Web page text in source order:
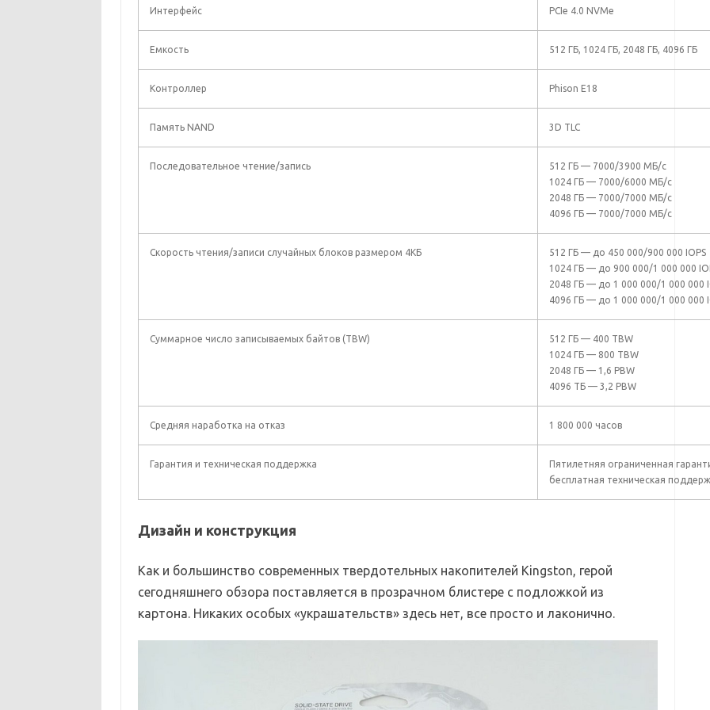
Интерфейс PCIe 4.0 NVMe
Емкость 512 ГБ, 1024 ГБ, 2048 ГБ, 4096 ГБ
Контроллер Phison E18
Память NAND 3D TLC
Последовательное чтение/запись
512 ГБ — 7000/3900 МБ/с
1024 ГБ — 7000/6000 МБ/с
2048 ГБ — 7000/7000 МБ/с
4096 ГБ — 7000/7000 МБ/с
Скорость чтения/записи случайных блоков размером 4КБ
512 ГБ — до 450 000/900 000 IOPS
1024 ГБ — до 900 000/1 000 000
2048 ГБ — до 1 000 000/1 000 000
4096 ГБ — до 1 000 000/1 000 000
Суммарное число записываемых байтов (TBW)
512 ГБ — 400 TBW
1024 ГБ — 800 TBW
2048 ГБ — 1,6 PBW
4096 ТБ — 3,2 PBW
Средняя наработка на отказ 1 800 000 часов
Гарантия и техническая поддержка
Пятилетняя ограниченная
бесплатная техническая
Дизайн и конструкция
Как и большинство современных твердотельных накопителей Kingston, герой
сегодняшнего обзора поставляется в прозрачном блистере с подложкой из
картона. Никаких особых «украшательств» здесь нет, все просто и лаконично.